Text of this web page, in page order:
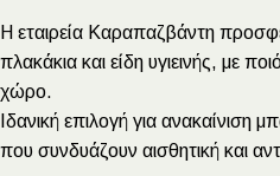
Η εταιρεία Καραπαζβάντη
πλακάκια και είδη υγιεινής, με
χώρο.
Ιδανική επιλογή για ανακαίνιση
που συνδυάζουν αισθητική και